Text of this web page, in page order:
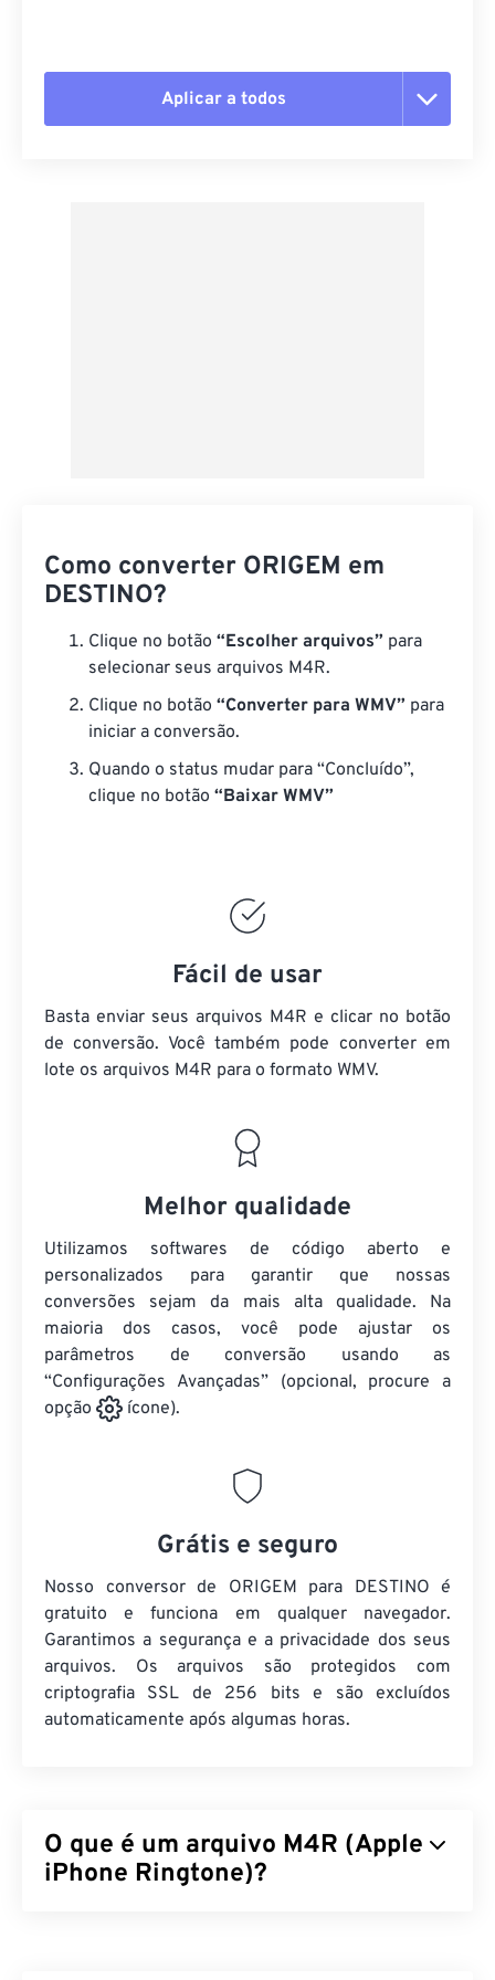
Aplicar a todos
Como converter ORIGEM em
DESTINO?
Clique no botão “Escolher arquivos” para
selecionar seus arquivos M4R.
Clique no botão “Converter para WMV” para
iniciar a conversão.
Quando o status mudar para “Concluído”,
clique no botão “Baixar WMV”
Fácil de usar
Basta enviar seus arquivos M4R e clicar no botão
de conversão. Você também pode converter em
lote os arquivos M4R para o formato WMV.
Melhor qualidade
Utilizamos softwares de código aberto e
personalizados para garantir que nossas
conversões sejam da mais alta qualidade. Na
maioria dos casos, você pode ajustar os
parâmetros de conversão usando as
“Configurações Avançadas” (opcional, procure a
opção
ícone).
Grátis e seguro
Nosso conversor de ORIGEM para DESTINO é
gratuito e funciona em qualquer navegador.
Garantimos a segurança e a privacidade dos seus
arquivos. Os arquivos são protegidos com
criptografia SSL de 256 bits e são excluídos
automaticamente após algumas horas.
O que é um arquivo M4R (Apple
iPhone Ringtone)?